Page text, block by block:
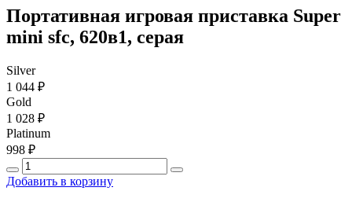
Портативная игровая приставка Super
mini sfc, 620в1, серая
Silver
1 044 ₽
Gold
1 028 ₽
Platinum
998 ₽
Добавить в корзину